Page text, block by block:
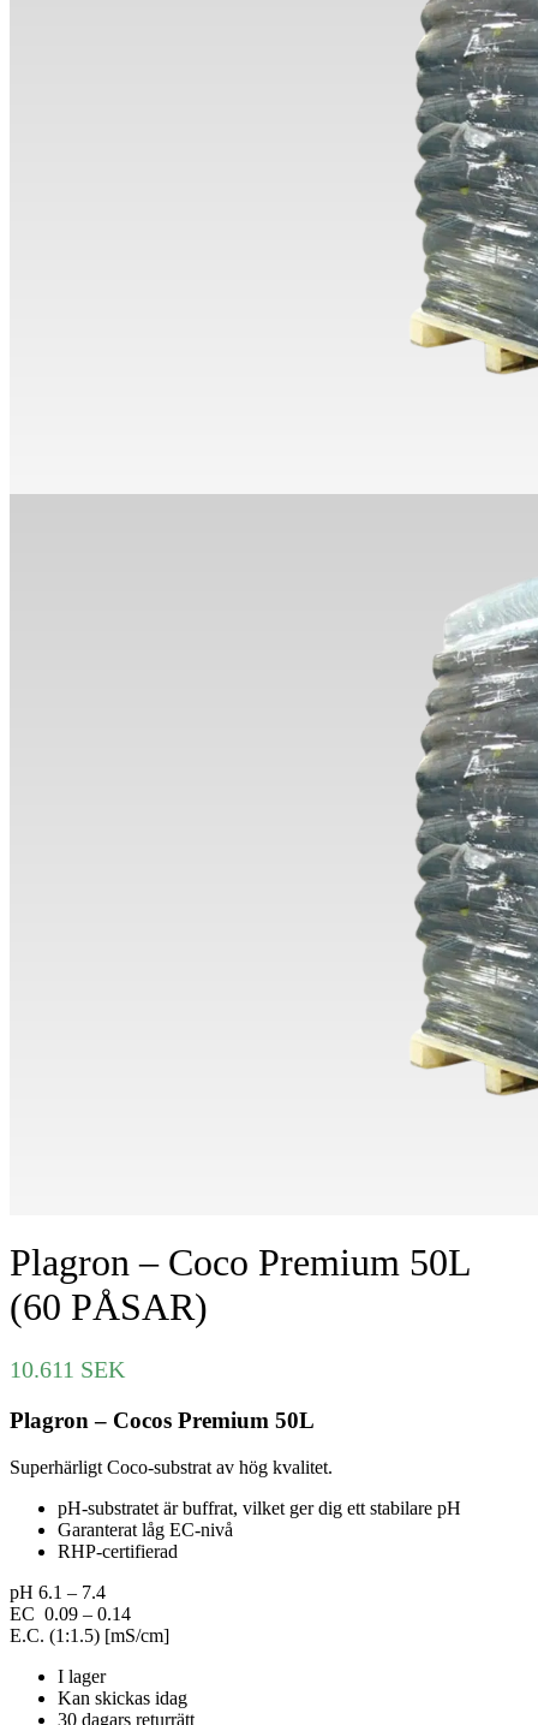
Plagron – Coco Premium 50L
(60 PÅSAR)
10.611 SEK
Plagron – Cocos Premium 50L
Superhärligt Coco-substrat av hög kvalitet.
pH-substratet är buffrat, vilket ger dig ett stabilare pH
Garanterat låg EC-nivå
RHP-certifierad
pH 6.1 – 7.4
EC 0.09 – 0.14
E.C. (1:1.5) [mS/cm]
I lager
Kan skickas idag
30 dagars returrätt